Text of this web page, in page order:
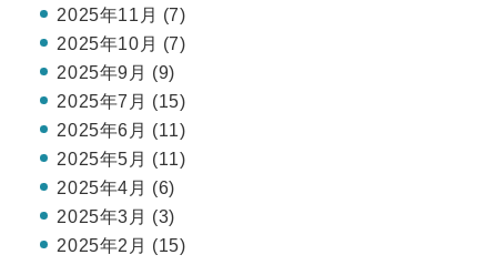
2025年11月 (7)
2025年10月 (7)
2025年9月 (9)
2025年7月 (15)
2025年6月 (11)
2025年5月 (11)
2025年4月 (6)
2025年3月 (3)
2025年2月 (15)